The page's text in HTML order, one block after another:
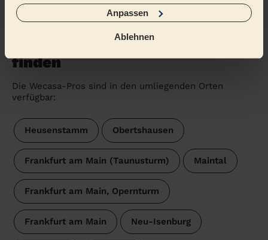
Anpassen
Ablehnen
Eine Reinigungskraft in der
finden
Die Wecasa-Pros sind in den umliegenden Orten
verfügbar:
Heusenstamm Obertshausen
Frankfurt am Main (Taunusturm) Maintal
Frankfurt am Main, Opernturm
Frankfurt am Main Neu-Isenburg